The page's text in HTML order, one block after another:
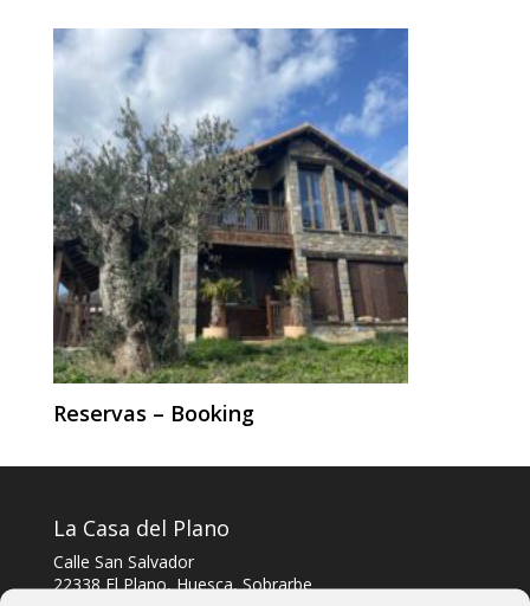
Reservas – Booking
La Casa del Plano
Calle San Salvador
22338 El Plano, Huesca, Sobrarbe